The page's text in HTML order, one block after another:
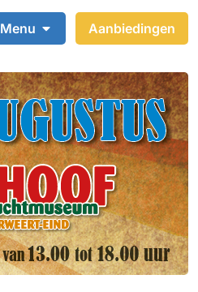
Menu Aanbiedingen